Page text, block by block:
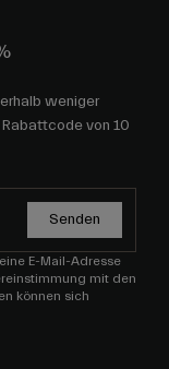
weniger
von 10
Senden
E-Mail-Adresse
mit den
können sich